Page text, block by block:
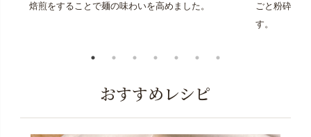
焙煎をすることで麺の味わいを高めました。
ごと粉砕。
す。
おすすめレシピ